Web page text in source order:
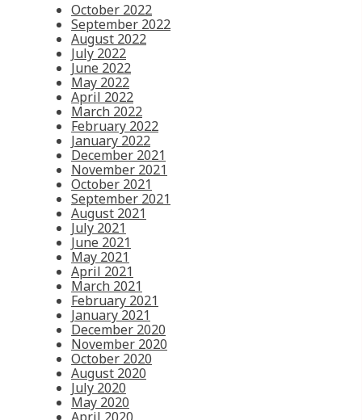
October 2022
September 2022
August 2022
July 2022
June 2022
May 2022
April 2022
March 2022
February 2022
January 2022
December 2021
November 2021
October 2021
September 2021
August 2021
July 2021
June 2021
May 2021
April 2021
March 2021
February 2021
January 2021
December 2020
November 2020
October 2020
August 2020
July 2020
May 2020